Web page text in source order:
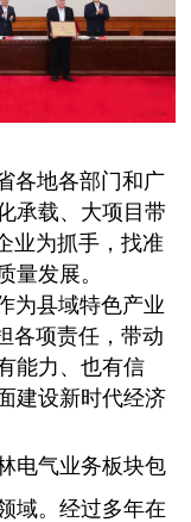
地各部门和广
承载、大项目带
业为抓手，找准
量发展。
县域特色产业
各项责任，带动
能力、也有信
建设新时代经济
电气业务板块包
域。经过多年在